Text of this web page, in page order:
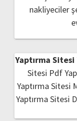
nakliyeciler
Yaptırma Sitesi
Sitesi Pdf
Yaptırma Sitesi
Yaptırma Sitesi